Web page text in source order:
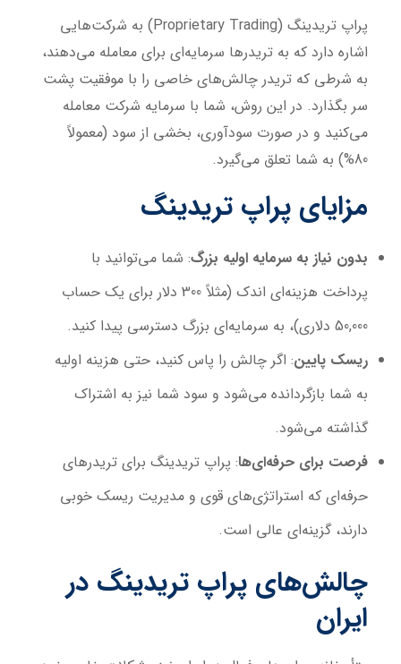
پراپ تریدینگ (Proprietary Trading) به شرکت‌هایی
اشاره دارد که به تریدرها سرمایه‌ای برای معامله می‌دهند،
به شرطی که تریدر چالش‌های خاصی را با موفقیت پشت
سر بگذارد. در این روش، شما با سرمایه شرکت معامله
می‌کنید و در صورت سودآوری، بخشی از سود (معمولاً
80%) به شما تعلق می‌گیرد.
مزایای پراپ تریدینگ
بدون نیاز به سرمایه اولیه بزرگ: شما می‌توانید با
پرداخت هزینه‌ای اندک (مثلاً 300 دلار برای یک حساب
50,000 دلاری)، به سرمایه‌ای بزرگ دسترسی پیدا کنید.
ریسک پایین: اگر چالش را پاس کنید، حتی هزینه اولیه
به شما بازگردانده می‌شود و سود شما نیز به اشتراک
گذاشته می‌شود.
فرصت برای حرفه‌ای‌ها: پراپ تریدینگ برای تریدرهای
حرفه‌ای که استراتژی‌های قوی و مدیریت ریسک خوبی
دارند، گزینه‌ای عالی است.
چالش‌های پراپ تریدینگ در
ایران